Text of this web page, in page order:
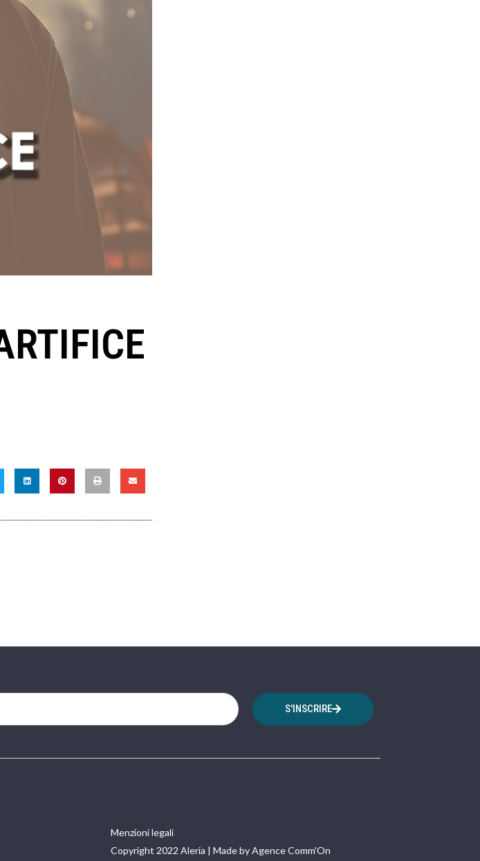
S'INSCRIRE
Menzioni legali
Copyright 2022 Aleria | Made by Agence Comm'On